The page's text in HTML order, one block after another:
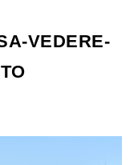
VEDERE-